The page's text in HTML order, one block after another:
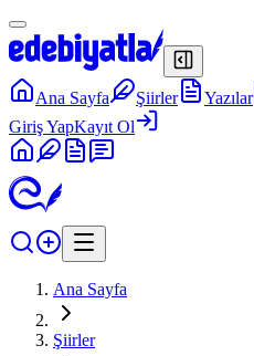
Ana Sayfa Şiirler Yazılar
Giriş YapKayıt Ol
Ana Sayfa
Şiirler